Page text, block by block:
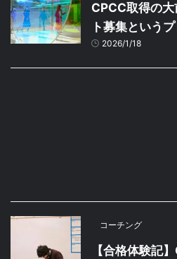
CPCC取得の
ト募集という
2026/1/18
コーチング
【合格体験記